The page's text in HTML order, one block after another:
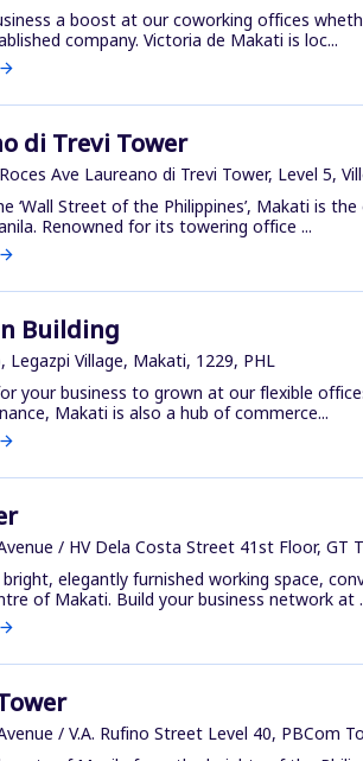
a boost at our coworking offices
company. Victoria de Makati is loc...
arrow_forward
di Trevi Tower
Ave Laureano di Trevi Tower, Level 5,
‘Wall Street of the Philippines’, Makati is
Renowned for its towering office ...
arrow_forward
Building
Legazpi Village, Makati, 1229, PHL
your business to grown at our flexible
Makati is also a hub of commerce...
arrow_forward
/ HV Dela Costa Street 41st Floor, GT
elegantly furnished working space,
of Makati. Build your business network at
arrow_forward
/ V.A. Rufino Street Level 40, PBCom